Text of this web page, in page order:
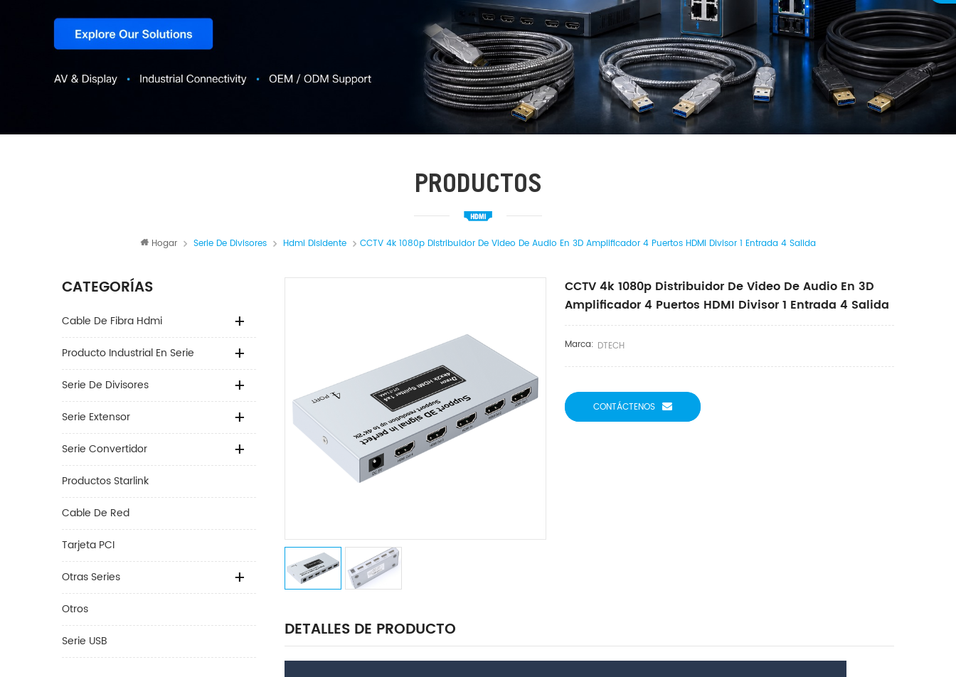
PRODUCTOS
Hogar Serie De Divisores Hdmi Disidente CCTV 4k 1080p Distribuidor De Video De Audio En 3D Amplificador 4 Puertos HDMI Divisor 1 Entrada 4 Salida
CATEGORÍAS
Cable De Fibra Hdmi
Producto Industrial En Serie
Serie De Divisores
Serie Extensor
Serie Convertidor
Productos Starlink
Cable De Red
Tarjeta PCI
Otras Series
Otros
Serie USB
CCTV 4k 1080p Distribuidor De Video De Audio En 3D
Amplificador 4 Puertos HDMI Divisor 1 Entrada 4 Salida
Marca: DTECH
CONTÁCTENOS
DETALLES DE PRODUCTO